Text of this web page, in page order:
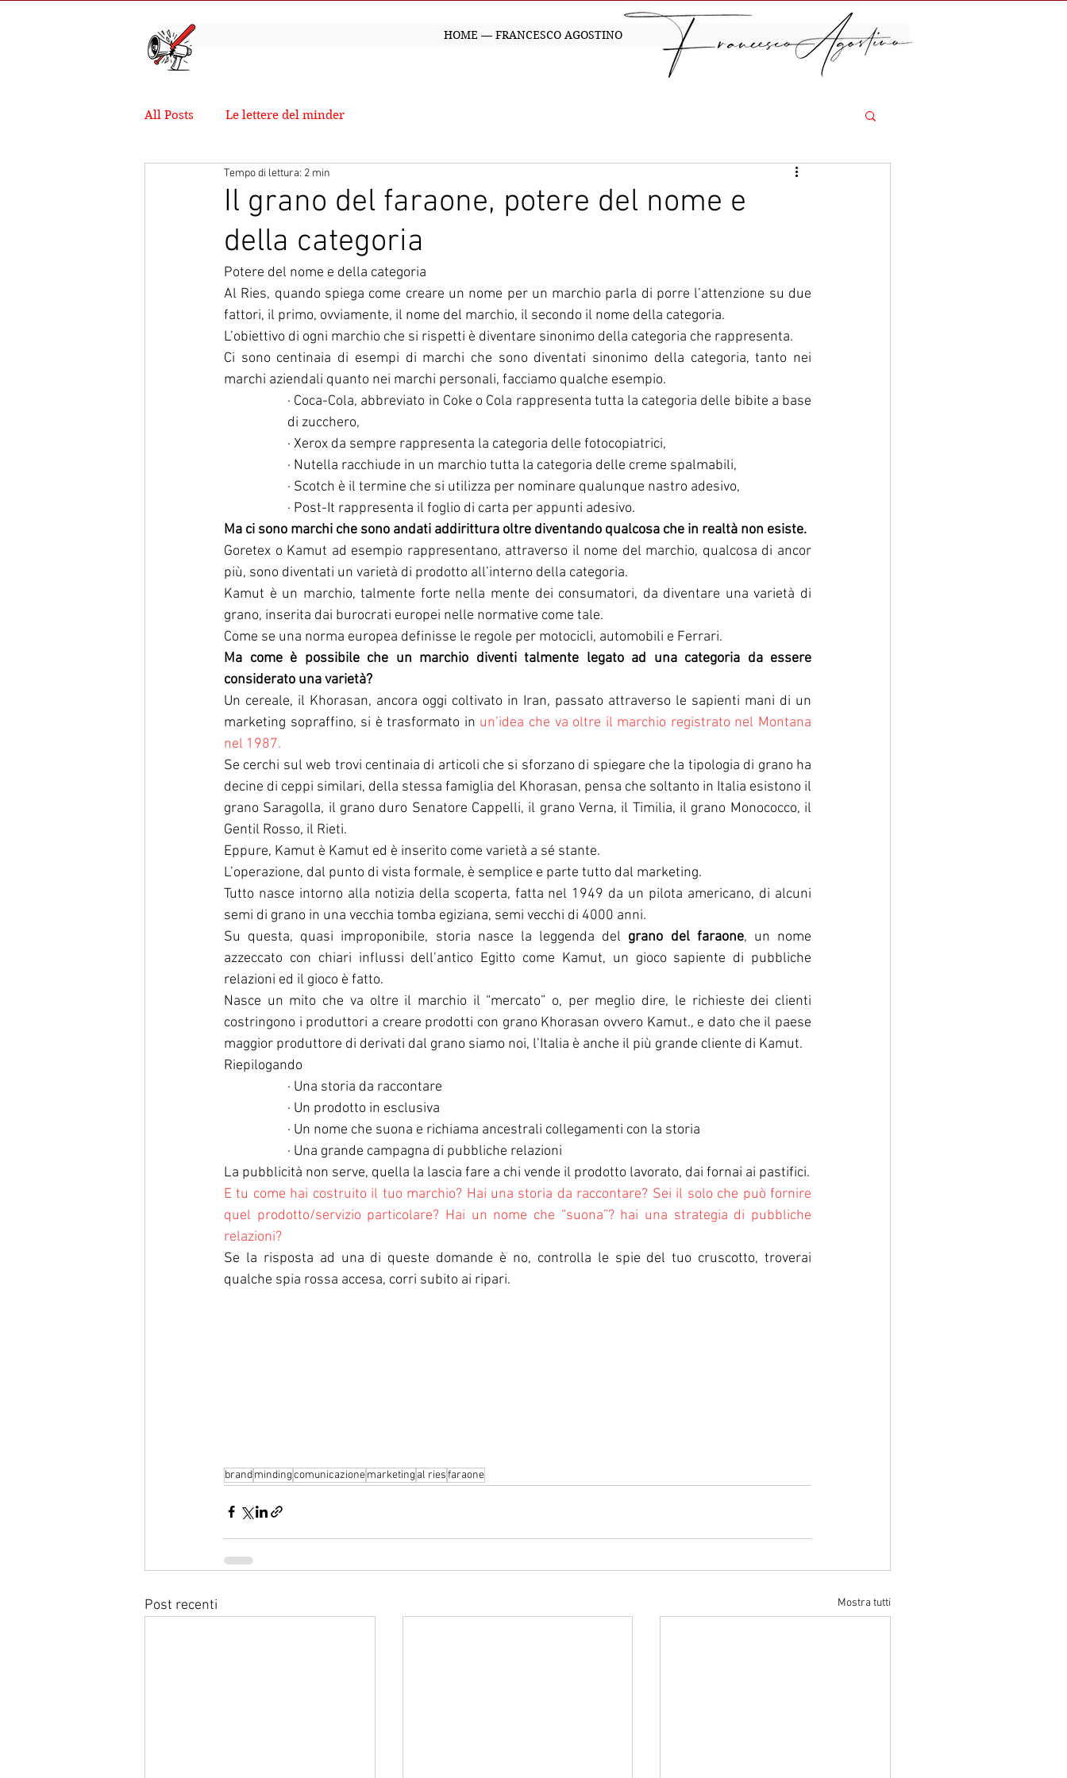
HOME — FRANCESCO AGOSTINO
All Posts Le lettere del minder
Il grano del faraone, potere del nome e
della categoria
Tempo di lettura: 2 min
Potere del nome e della categoria
Al Ries, quando spiega come creare un nome per un marchio parla di porre l’attenzione su due
fattori, il primo, ovviamente, il nome del marchio, il secondo il nome della categoria.
L’obiettivo di ogni marchio che si rispetti è diventare sinonimo della categoria che rappresenta.
Ci sono centinaia di esempi di marchi che sono diventati sinonimo della categoria, tanto nei
marchi aziendali quanto nei marchi personali, facciamo qualche esempio.
· Coca-Cola, abbreviato in Coke o Cola rappresenta tutta la categoria delle bibite a base
di zucchero,
· Xerox da sempre rappresenta la categoria delle fotocopiatrici,
· Nutella racchiude in un marchio tutta la categoria delle creme spalmabili,
· Scotch è il termine che si utilizza per nominare qualunque nastro adesivo,
· Post-It rappresenta il foglio di carta per appunti adesivo.
Ma ci sono marchi che sono andati addirittura oltre diventando qualcosa che in realtà non esiste.
Goretex o Kamut ad esempio rappresentano, attraverso il nome del marchio, qualcosa di ancor
più, sono diventati un varietà di prodotto all’interno della categoria.
Kamut è un marchio, talmente forte nella mente dei consumatori, da diventare una varietà di
grano, inserita dai burocrati europei nelle normative come tale.
Come se una norma europea definisse le regole per motocicli, automobili e Ferrari.
Ma come è possibile che un marchio diventi talmente legato ad una categoria da essere
considerato una varietà?
Un cereale, il Khorasan, ancora oggi coltivato in Iran, passato attraverso le sapienti mani di un
marketing sopraffino, si è trasformato in un’idea che va oltre il marchio registrato nel Montana
nel 1987.
Se cerchi sul web trovi centinaia di articoli che si sforzano di spiegare che la tipologia di grano ha
decine di ceppi similari, della stessa famiglia del Khorasan, pensa che soltanto in Italia esistono il
grano Saragolla, il grano duro Senatore Cappelli, il grano Verna, il Timilia, il grano Monococco, il
Gentil Rosso, il Rieti.
Eppure, Kamut è Kamut ed è inserito come varietà a sé stante.
L’operazione, dal punto di vista formale, è semplice e parte tutto dal marketing.
Tutto nasce intorno alla notizia della scoperta, fatta nel 1949 da un pilota americano, di alcuni
semi di grano in una vecchia tomba egiziana, semi vecchi di 4000 anni.
Su questa, quasi improponibile, storia nasce la leggenda del grano del faraone, un nome
azzeccato con chiari influssi dell’antico Egitto come Kamut, un gioco sapiente di pubbliche
relazioni ed il gioco è fatto.
Nasce un mito che va oltre il marchio il “mercato” o, per meglio dire, le richieste dei clienti
costringono i produttori a creare prodotti con grano Khorasan ovvero Kamut., e dato che il paese
maggior produttore di derivati dal grano siamo noi, l’Italia è anche il più grande cliente di Kamut.
Riepilogando
· Una storia da raccontare
· Un prodotto in esclusiva
· Un nome che suona e richiama ancestrali collegamenti con la storia
· Una grande campagna di pubbliche relazioni
La pubblicità non serve, quella la lascia fare a chi vende il prodotto lavorato, dai fornai ai pastifici.
E tu come hai costruito il tuo marchio? Hai una storia da raccontare? Sei il solo che può fornire
quel prodotto/servizio particolare? Hai un nome che “suona”? hai una strategia di pubbliche
relazioni?
Se la risposta ad una di queste domande è no, controlla le spie del tuo cruscotto, troverai
qualche spia rossa accesa, corri subito ai ripari.
brandmindingcomunicazionemarketing al riesfaraone
Post recenti Mostra tutti